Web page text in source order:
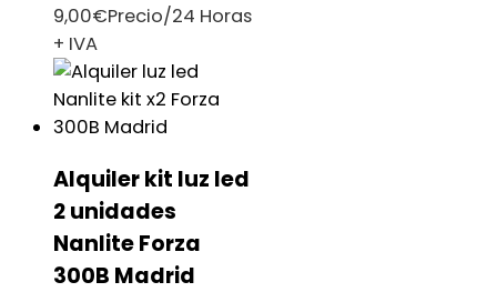
9,00€Precio/24 Horas
+ IVA
Alquiler kit luz led
2 unidades
Nanlite Forza
300B Madrid